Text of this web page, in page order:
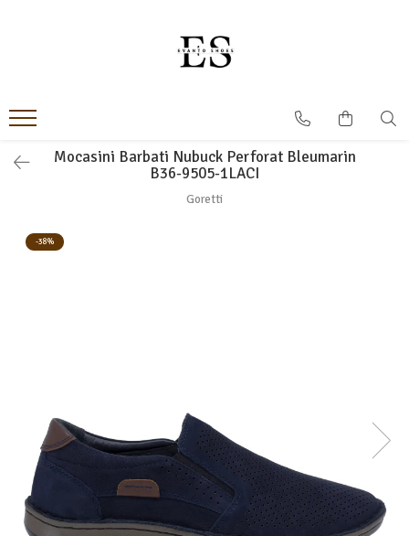
Derby
MonkStraps
Loafers
Ghete
Pantofi
Sandale
Mocasini Barbati Nubuck Perforat Bleumarin
B36-9505-1LACI
Goretti
-38%